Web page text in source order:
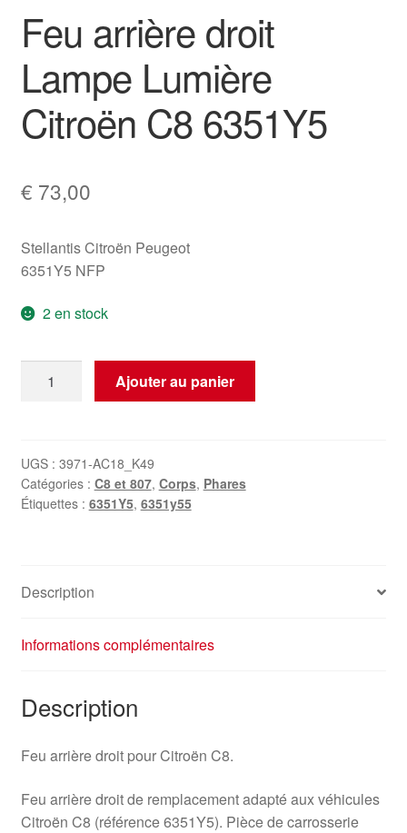
Feu arrière droit
Lampe Lumière
Citroën C8 6351Y5
€ 73,00
Stellantis Citroën Peugeot
6351Y5 NFP
2 en stock
droit
Lampe
Lumière
Ajouter au panier
UGS : 3971-AC18_K49
Catégories : C8 et 807, Corps, Phares
Étiquettes : 6351Y5, 6351y55
Description
Informations complémentaires
Description
Feu arrière droit pour Citroën C8.
Feu arrière droit de remplacement adapté aux véhicules
Citroën C8 (référence 6351Y5). Pièce de carrosserie